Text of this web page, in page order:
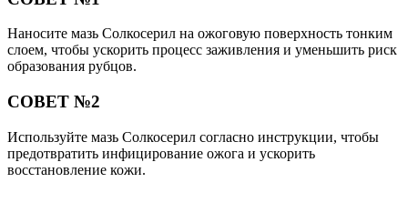
Наносите мазь Солкосерил на ожоговую поверхность тонким
слоем, чтобы ускорить процесс заживления и уменьшить риск
образования рубцов.
СОВЕТ №2
Используйте мазь Солкосерил согласно инструкции, чтобы
предотвратить инфицирование ожога и ускорить
восстановление кожи.